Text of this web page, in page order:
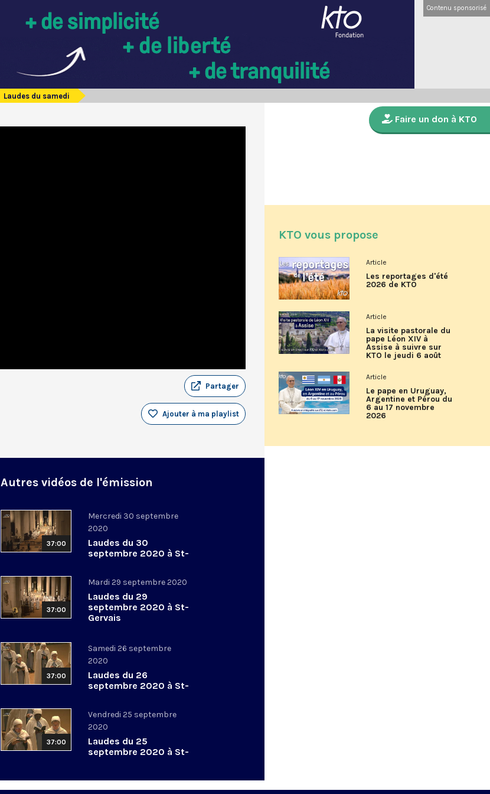
Contenu sponsorisé
Laudes du samedi
Partager
Ajouter à ma playlist
Autres vidéos de l'émission
37:00
Mercredi 30 septembre
2020
Laudes du 30
septembre 2020 à St-
37:00
Mardi 29 septembre 2020
Laudes du 29
septembre 2020 à St-
Gervais
37:00
Samedi 26 septembre
2020
Laudes du 26
septembre 2020 à St-
37:00
Vendredi 25 septembre
2020
Laudes du 25
septembre 2020 à St-
Faire un don à KTO
KTO vous propose
Article
Les reportages d'été
2026 de KTO
Article
La visite pastorale du
pape Léon XIV à
Assise à suivre sur
KTO le jeudi 6 août
Article
Le pape en Uruguay,
Argentine et Pérou du
6 au 17 novembre
2026